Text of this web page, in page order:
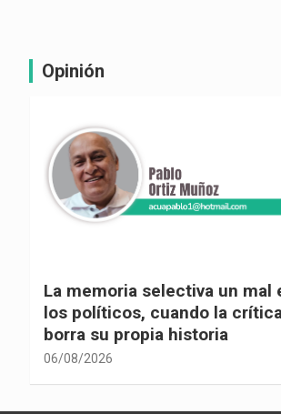
Opinión
La memoria selectiva un mal
los políticos, cuando la
borra su propia historia
06/08/2026